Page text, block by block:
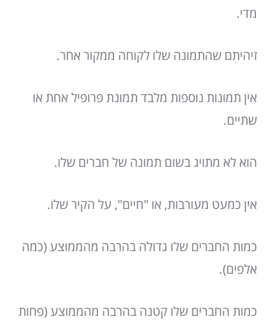
מדי.
זיהיתם שהתמונה שלו לקוחה ממקור אחר.
אין תמונות נוספות מלבד תמונת פרופיל אחת או
שתיים.
הוא לא מתויג בשום תמונה של חברים שלו.
אין כמעט מעורבות, או "חיים", על הקיר שלו.
כמות החברים שלו גדולה בהרבה מהממוצע (כמה
אלפים).
כמות החברים שלו קטנה בהרבה מהממוצע (פחות